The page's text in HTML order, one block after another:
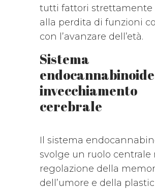
tutti fattori strettamente
alla perdita di funzioni
con l’avanzare dell’età.
Sistema
invecchiamento
cerebrale
Il sistema
svolge un ruolo centrale
regolazione della
dell’umore e della